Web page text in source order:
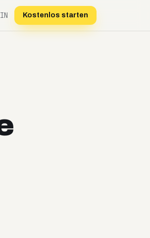
Kostenlos starten